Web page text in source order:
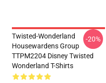
Twisted-Wonderland
Housewardens Group
TTPM2204 Disney Twisted
Wonderland T-Shirts
-20%